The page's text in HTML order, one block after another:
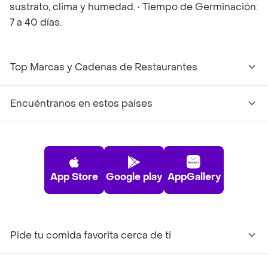
sustrato, clima y humedad. • Tiempo de Germinación:
7 a 40 días.
Top Marcas y Cadenas de Restaurantes
Encuéntranos en estos países
App Store Google play AppGallery
Pide tu comida favorita cerca de ti